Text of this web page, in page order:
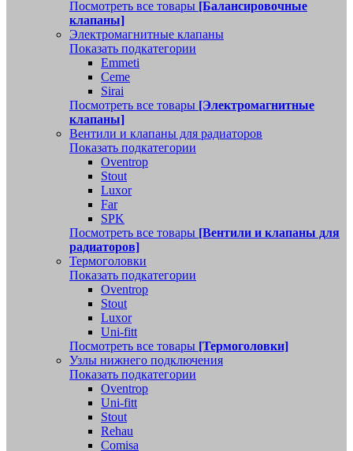
Посмотреть все товары [Балансировочные
клапаны]
Электромагнитные клапаны
Показать подкатегории
Emmeti
Ceme
Sirai
Посмотреть все товары [Электромагнитные
клапаны]
Вентили и клапаны для радиаторов
Показать подкатегории
Oventrop
Stout
Luxor
Far
SPK
Посмотреть все товары [Вентили и клапаны для
радиаторов]
Термоголовки
Показать подкатегории
Oventrop
Stout
Luxor
Uni-fitt
Посмотреть все товары [Термоголовки]
Узлы нижнего подключения
Показать подкатегории
Oventrop
Uni-fitt
Stout
Rehau
Comisa